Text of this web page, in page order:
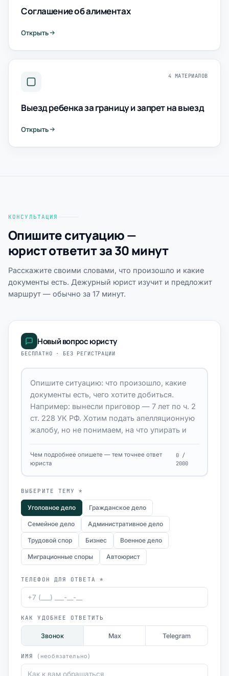
Соглашение об алиментах
Открыть
4 МАТЕРИАЛОВ
Выезд ребенка за границу и запрет на выезд
Открыть
КОНСУЛЬТАЦИЯ
Опишите ситуацию —
юрист ответит за 30 минут
Расскажите своими словами, что произошло и какие
документы есть. Дежурный юрист изучит и предложит
маршрут — обычно за 17 минут.
Новый вопрос юристу
БЕСПЛАТНО · БЕЗ РЕГИСТРАЦИИ
Чем подробнее опишете — тем точнее ответ
юриста
0 /
2000
ВЫБЕРИТЕ ТЕМУ *
Уголовное дело Гражданское дело
Семейное дело Административное дело
Трудовой спор Бизнес Военное дело
Миграционные споры Автоюрист
ТЕЛЕФОН ДЛЯ ОТВЕТА *
КАК УДОБНЕЕ ОТВЕТИТЬ
Звонок Max Telegram
ИМЯ (необязательно)